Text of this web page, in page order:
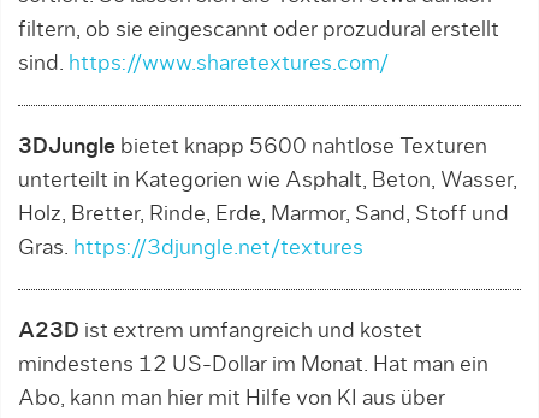
filtern, ob sie eingescannt oder prozudural erstellt
sind. https://www.sharetextures.com/
3DJungle bietet knapp 5600 nahtlose Texturen
unterteilt in Kategorien wie Asphalt, Beton, Wasser,
Holz, Bretter, Rinde, Erde, Marmor, Sand, Stoff und
Gras. https://3djungle.net/textures
A23D ist extrem umfangreich und kostet
mindestens 12 US-Dollar im Monat. Hat man ein
Abo, kann man hier mit Hilfe von KI aus über